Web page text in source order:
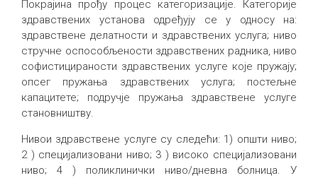
Покрајина прођу процес категоризације. Категорије
здравствених установа одређују се у односу на:
здравствене делатности и здравствених услуга; ниво
стручне оспособљености здравствених радника, ниво
софистицираности здравствених услуге које пружају;
опсег пружања здравствених услуга; постељне
капацитете; подручје пружања здравствене услуге
становништву.
Нивои здравствене услуге су следећи: 1) општи ниво;
2 ) специјализовани ниво; 3 ) високо специјализовани
ниво; 4 ) поликлинички ниво/дневна болница. У